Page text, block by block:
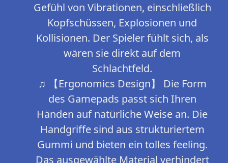
Gefühl von Vibrationen, einschließlich
Kopfschüssen, Explosionen und
Kollisionen. Der Spieler fühlt sich, als
wären sie direkt auf dem
Schlachtfeld.
♫ 【Ergonomics Design】 Die Form
des Gamepads passt sich Ihren
Händen auf natürliche Weise an. Die
Handgriffe sind aus strukturiertem
Gummi und bieten ein tolles feeling.
Das ausgewählte Material verhindert